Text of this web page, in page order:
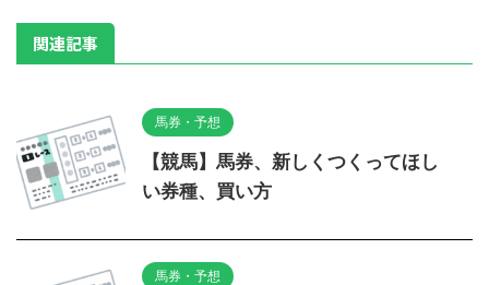
関連記事
馬券・予想
【競馬】馬券、新しくつくってほし
い券種、買い方
馬券・予想